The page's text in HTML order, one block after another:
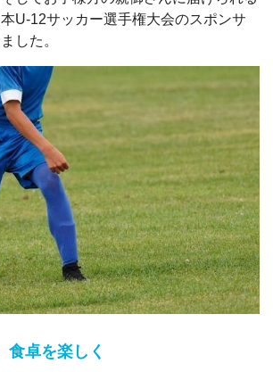
U-12サッカー選手権大会のスポンサ
した。
食卓を楽しく